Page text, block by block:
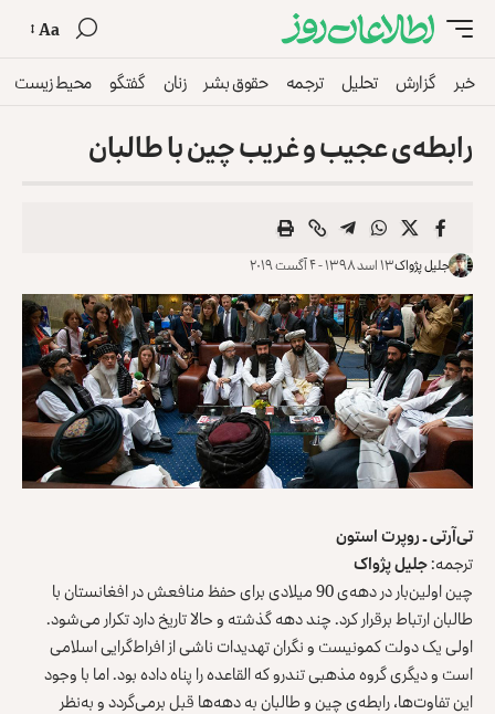
Aa
خبر گزارش تحلیل ترجمه حقوق بشر زنان گفتگو محیط زیست
رابطه‌ی عجیب و غریب چین با طالبان
جلیل پژواک۱۳ اسد ۱۳۹۸ - ۴ آگست ۲۰۱۹
تی‌آرتیـروپرت استون
ترجمه:جلیل پژواک
چین اولین‌بار در دهه‌ی 90 میلادی برای حفظ منافعش در افغانستان با
طالبان ارتباط برقرار کرد. چند دهه گذشته و حالا تاریخ دارد تکرار می‌شود.
اولی یک دولت کمونیست و نگران تهدیدات ناشی از افراط‌گرایی اسلامی
است و دیگری گروه مذهبی تندرو که القاعده را پناه داده بود. اما با وجود
این تفاوت‌ها، رابطه‌ی چین و طالبان به دهه‌ها قبل برمی‌گردد و به‌نظر